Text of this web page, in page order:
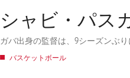
シャビ・パス
ガバ出身の監督は、9シーズンぶ
バスケットボール